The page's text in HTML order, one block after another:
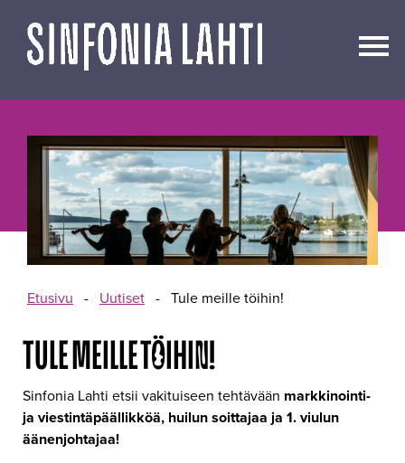
sisältöön
Etusivu - Uutiset - Tule meille töihin!
TULE MEILLE TÖIHIN!
Sinfonia Lahti etsii vakituiseen tehtävään markkinointi-
ja viestintäpäällikköä, huilun soittajaa ja 1. viulun
äänenjohtajaa!